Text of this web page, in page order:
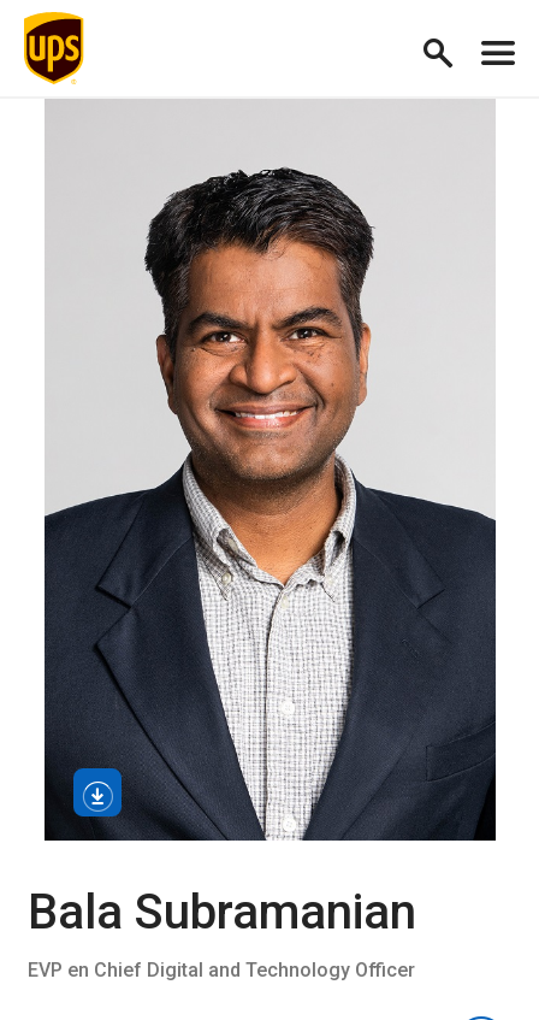
Bala Subramanian
EVP en Chief Digital and Technology Officer
Sectie
afbeelding
openen